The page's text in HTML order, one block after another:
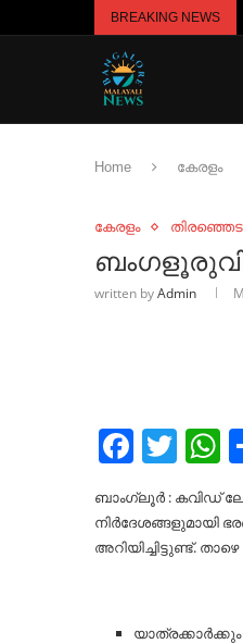
BREAKING NEWS
Home കേരളം
കേരളം
written byAdmin
ബാംഗ്ലൂർ : കവിഡ്
നിർദേശങ്ങളുമായി
അറിയിച്ചിട്ടുണ്ട്.